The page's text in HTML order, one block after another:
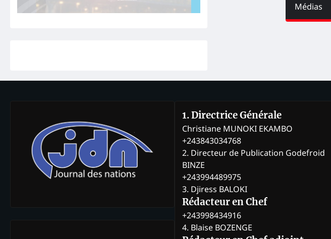
Médias
1. Directrice Générale
Christiane MUNOKI EKAMBO
+243843034768
2. Directeur de Publication Godefroid
BINZE
+243994489975
3. Djiress BALOKI
Rédacteur en Chef
+243998434916
4. Blaise BOZENGE